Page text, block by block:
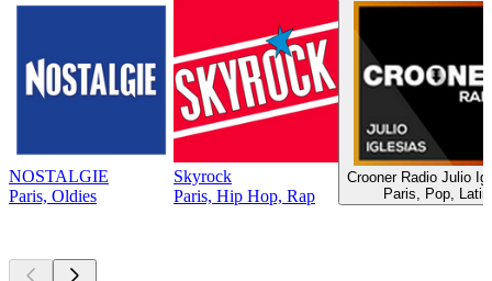
NOSTALGIE
Paris, Oldies
Skyrock
Paris, Hip Hop, Rap
Crooner Radio Julio
Paris, Pop, Latin